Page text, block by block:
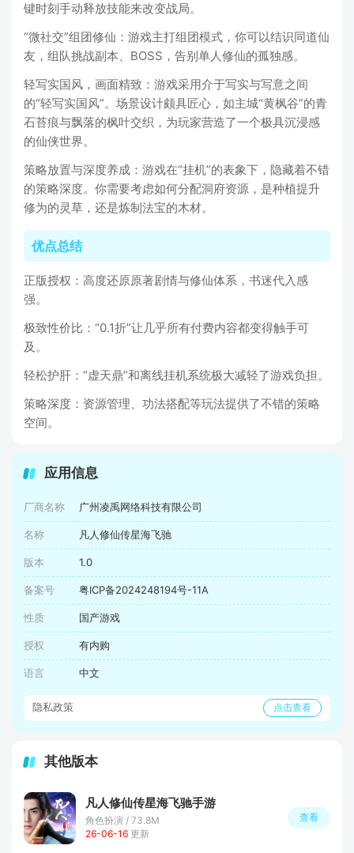
键时刻手动释放技能来改变战局。
“微社交”组团修仙：游戏主打组团模式，你可以结识同道仙
友，组队挑战副本、BOSS，告别单人修仙的孤独感。
轻写实国风，画面精致：游戏采用介于写实与写意之间
的“轻写实国风”。场景设计颇具匠心，如主城“黄枫谷”的青
石苔痕与飘落的枫叶交织，为玩家营造了一个极具沉浸感
的仙侠世界。
策略放置与深度养成：游戏在“挂机”的表象下，隐藏着不错
的策略深度。你需要考虑如何分配洞府资源，是种植提升
修为的灵草，还是炼制法宝的木材。
优点总结
正版授权：高度还原原著剧情与修仙体系，书迷代入感
强。
极致性价比：“0.1折”让几乎所有付费内容都变得触手可
及。
轻松护肝：“虚天鼎”和离线挂机系统极大减轻了游戏负担。
策略深度：资源管理、功法搭配等玩法提供了不错的策略
空间。
应用信息
厂商名称 广州凌禹网络科技有限公司
名称 凡人修仙传星海飞驰
版本 1.0
备案号 粤ICP备2024248194号-11A
性质 国产游戏
授权 有内购
语言 中文
隐私政策 点击查看
其他版本
凡人修仙传星海飞驰手游
角色扮演 / 73.8M
26-06-16 更新
查看